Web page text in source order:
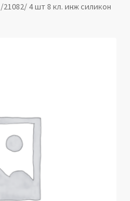
4 шт 8 кл. инж силикон